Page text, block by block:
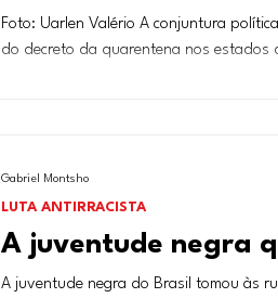
Foto: Uarlen Valério A conjuntura
do decreto da quarentena nos estados
A juventude negra
A juventude negra do Brasil tomou às
LUTA ANTIRRACISTA
Gabriel Montsho